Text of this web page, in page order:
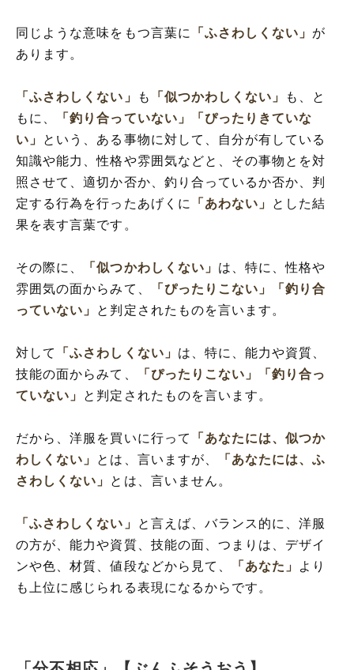
同じような意味をもつ言葉に 「ふさわしくない」 が
あります。
「ふさわしくない」 も 「似つかわしくない」
も、と
もに、
「釣り合っていない」
「ぴったりきていな
い」
という、ある事物に対して、自分が有している
知識や能力、性格や雰囲気などと、その事物とを対
照させて、適切か否か、釣り合っているか否か、判
定する行為を行ったあげくに
「あわない」
とした結
果を表す言葉です。
その際に、 「似つかわしくない」 は、特に、性格や
雰囲気の面からみて、
「ぴったりこない」
「釣り合
っていない」 と判定されたものを言います。
対して 「ふさわしくない」 は、特に、能力や資質、
技能の面からみて、
「ぴったりこない」
「釣り合っ
ていない」 と判定されたものを言います。
だから、洋服を買いに行って
「あなたには、似つか
わしくない」 とは、言いますが、
「あなたには、ふ
さわしくない」 とは、言いません。
「ふさわしくない」
と言えば、バランス的に、洋服
の方が、能力や資質、技能の面、つまりは、デザイ
ンや色、材質、値段などから見て、
「あなた」 より
も上位に感じられる表現になるからです。